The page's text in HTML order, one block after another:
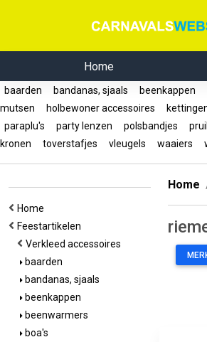
Home
baarden bandanas, sjaals beenkappen
mutsen
holbewoner accessoires
paraplu's
party lenzen polsbandjes
kronen
toverstafjes vleugels waaiers
Home
Feestartikelen
Verkleed accessoires
baarden
bandanas, sjaals
beenkappen
beenwarmers
boa's
Home